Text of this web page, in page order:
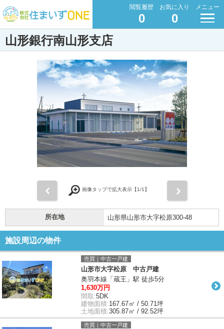
閲覧履歴
0
お気に入り
0
メニュー
山形銀行南山形支店
画像タップで拡大表示【1/1】
所在地 山形県山形市大字松原300-48
施設周辺の物件
売買｜中古一戸建
山形市大字松原 中古戸建
奥羽本線「蔵王」駅 徒歩5分
1,630万円
間取:5DK
建物面積:167.67㎡ / 50.71坪
土地面積:305.87㎡ / 92.52坪
売買｜中古一戸建